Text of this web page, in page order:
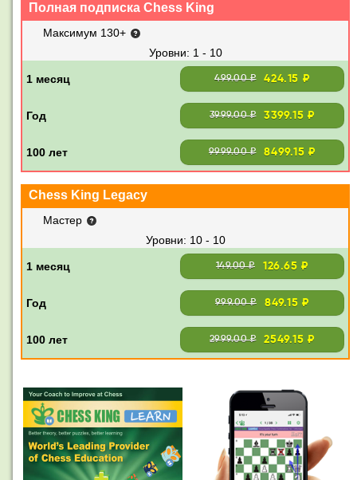
Полная подписка Chess King
Максимум 130+
1 - 10
499.00 ₽ 424.15 ₽
3999.00 ₽ 3399.15 ₽
9999.00 ₽ 8499.15 ₽
Chess King Legacy
Мастер
10 - 10
149.00 ₽ 126.65 ₽
999.00 ₽ 849.15 ₽
2999.00 ₽ 2549.15 ₽